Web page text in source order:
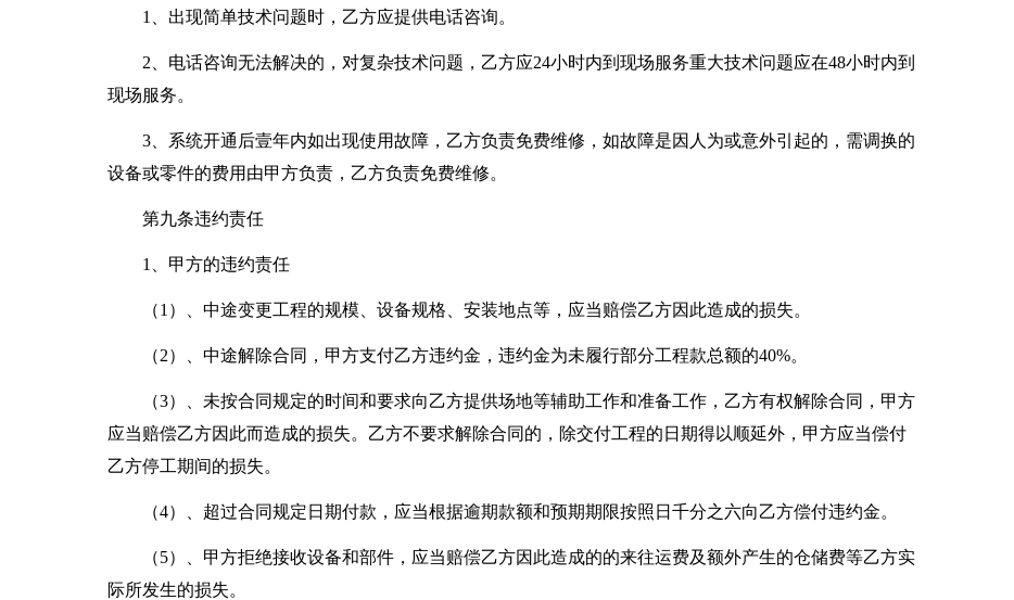
1、出现简单技术问题时，乙方应提供电话咨询。
2、电话咨询无法解决的，对复杂技术问题，乙方应24小时内到现场服务重大技术问题应在48小时内到
现场服务。
3、系统开通后壹年内如出现使用故障，乙方负责免费维修，如故障是因人为或意外引起的，需调换的
设备或零件的费用由甲方负责，乙方负责免费维修。
第九条违约责任
1、甲方的违约责任
（1）、中途变更工程的规模、设备规格、安装地点等，应当赔偿乙方因此造成的损失。
（2）、中途解除合同，甲方支付乙方违约金，违约金为未履行部分工程款总额的40%。
（3）、未按合同规定的时间和要求向乙方提供场地等辅助工作和准备工作，乙方有权解除合同，甲方
应当赔偿乙方因此而造成的损失。乙方不要求解除合同的，除交付工程的日期得以顺延外，甲方应当偿付
乙方停工期间的损失。
（4）、超过合同规定日期付款，应当根据逾期款额和预期期限按照日千分之六向乙方偿付违约金。
（5）、甲方拒绝接收设备和部件，应当赔偿乙方因此造成的的来往运费及额外产生的仓储费等乙方实
际所发生的损失。